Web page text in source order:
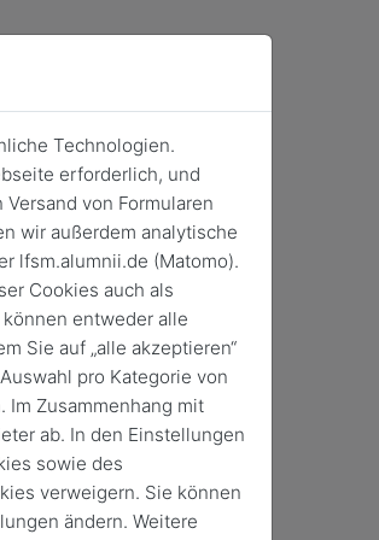
Technologien.
erforderlich, und
von Formularen
wir außerdem analytische
lfsm.alumnii.de (Matomo).
Cookies auch als
entweder alle
Sie auf „alle akzeptieren“
pro Kategorie von
Im Zusammenhang mit
ab. In den Einstellungen
sowie des
verweigern. Sie können
ändern. Weitere